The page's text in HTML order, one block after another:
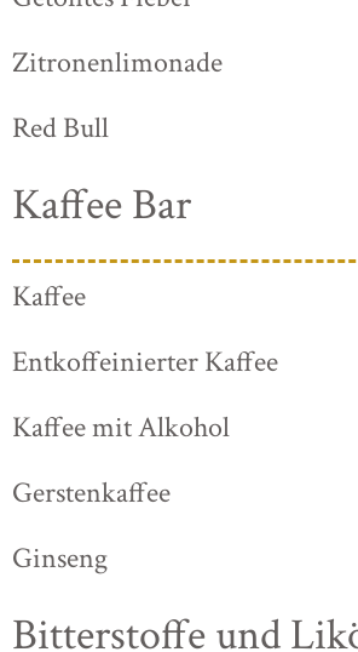
Zitronenlimonade
Red Bull
Kaffee Bar
Kaffee
Entkoffeinierter Kaffee
Kaffee mit Alkohol
Gerstenkaffee
Ginseng
Bitterstoffe und